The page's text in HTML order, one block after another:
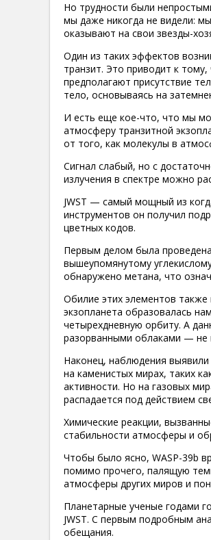
Но трудности были
мы даже никогда не видели:
оказывают на свои звезды-
Один из таких эффектов
транзит. Это приводит к
предполагают присутствие
тело, основываясь на
И есть еще кое-что, что мы
атмосферу транзитной
от того, как молекулы в
Сигнал слабый, но с
излучения в спектре можно
JWST — самый мощный из
инструментов он получил
цветных кодов.
Первым делом была
вышеупомянутому
обнаружено метана, что
Обилие этих элементов также
экзопланета образовалась
четырехдневную орбиту. А
разорванными облаками — не
Наконец, наблюдения
на каменистых мирах, таких
активности. Но на газовых
распадается под действием
Химические реакции,
стабильности атмосферы и
Чтобы было ясно, WASP-39b
помимо прочего, палящую
атмосферы других миров и
Планетарные ученые годами
JWST. С первым подробным
обещания.